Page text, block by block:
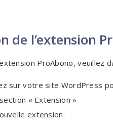
de l’extension
ProAbono, veuillez
sur votre site WordPress
« Extension »
extension.